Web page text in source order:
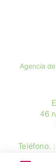
Agencia
46
Teléfono. :